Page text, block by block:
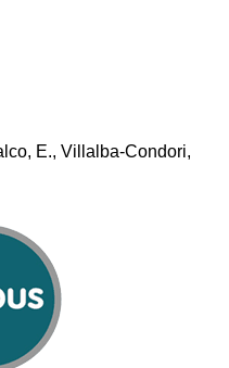
E., Villalba-Condori,